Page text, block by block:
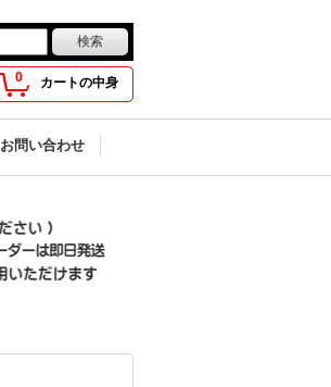
0 カートの中身
お問い合わせ